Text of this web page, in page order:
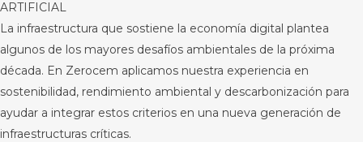
La Sede Almería de Grupo Gransolar alcanza el nivel
LEED Platinum bajo el sistema LEED v4.1 O+M,
mediante una evaluación basada en datos reales de
funcionamiento, consumos, mantenimiento y calidad
ambiental interior.
ARTIFICIAL
La infraestructura que sostiene la economía digital plantea
algunos de los mayores desafíos ambientales de la próxima
década. En Zerocem aplicamos nuestra experiencia en
sostenibilidad, rendimiento ambiental y descarbonización para
ayudar a integrar estos criterios en una nueva generación de
infraestructuras críticas.